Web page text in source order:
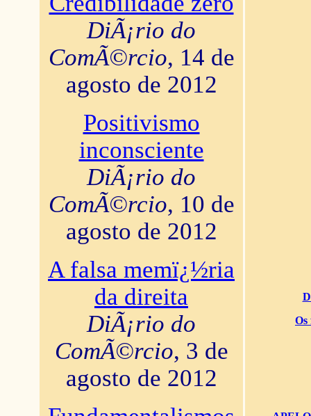
DiÃ¡rio do
ComÃ©rcio, 14 de
agosto de 2012
Positivismo
inconsciente
DiÃ¡rio do
ComÃ©rcio, 10 de
agosto de 2012
A falsa memï¿½ria
da direita
DiÃ¡rio do
ComÃ©rcio, 3 de
agosto de 2012
Os